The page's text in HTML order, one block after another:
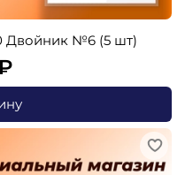
Двойник №6 (5 шт)